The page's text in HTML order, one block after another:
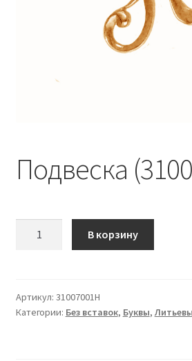
Подвеска
В корзину
Артикул: 31007001Н
Категории: Без вставок, Буквы,